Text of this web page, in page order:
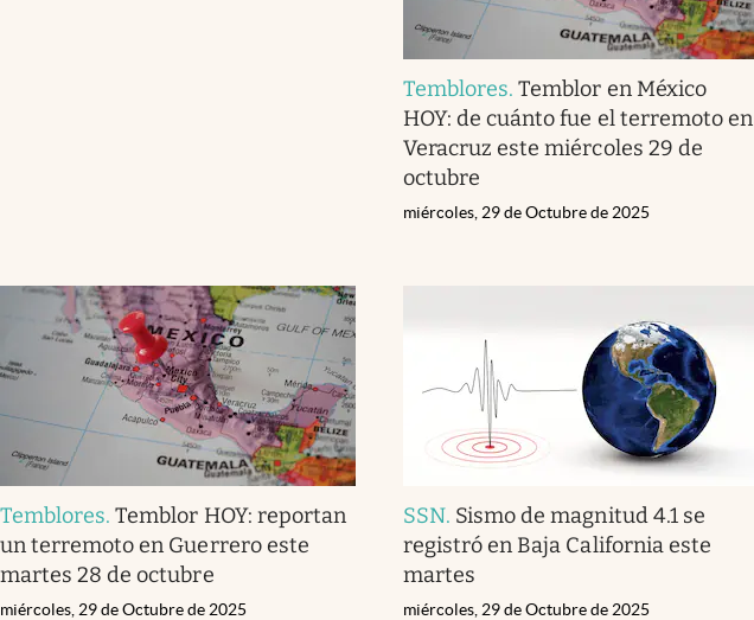
Temblores.Temblor en México
HOY: de cuánto fue el terremoto en
Veracruz este miércoles 29 de
octubre
miércoles, 29 de Octubre de 2025
Temblores.Temblor HOY: reportan
un terremoto en Guerrero este
martes 28 de octubre
miércoles, 29 de Octubre de 2025
SSN. Sismo de magnitud 4.1 se
registró en Baja California este
martes
miércoles, 29 de Octubre de 2025